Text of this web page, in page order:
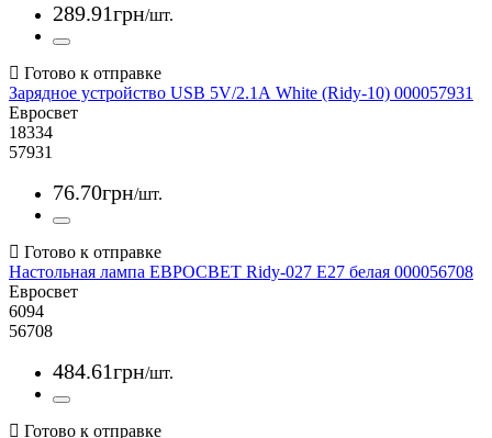
289.91грн/шт.
Зарядное устройство USB 5V/2.1А White (Ridy-10) 000057931
Евросвет
18334
57931
76.70грн/шт.
Настольная лампа ЕВРОСВЕТ Ridy-027 E27 белая 000056708
Евросвет
6094
56708
484.61грн/шт.